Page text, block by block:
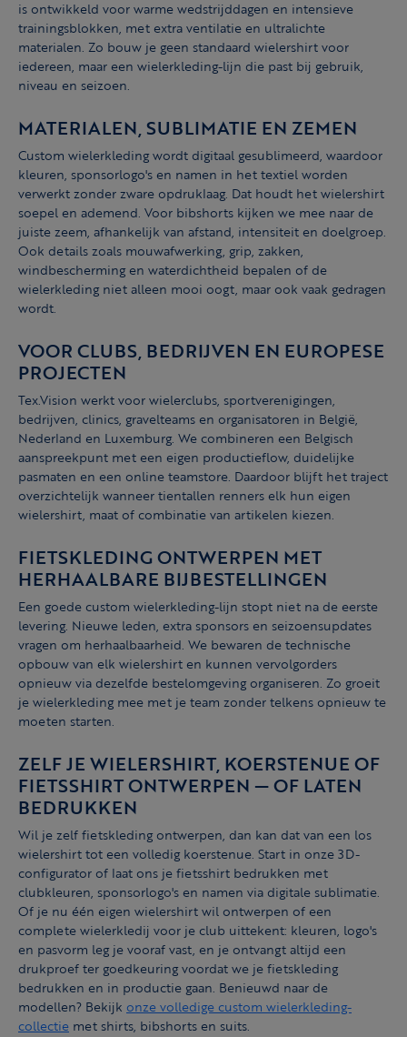
is ontwikkeld voor warme wedstrijddagen en intensieve
trainingsblokken, met extra ventilatie en ultralichte
materialen. Zo bouw je geen standaard wielershirt voor
iedereen, maar een wielerkleding-lijn die past bij gebruik,
niveau en seizoen.
MATERIALEN, SUBLIMATIE EN ZEMEN
Custom wielerkleding wordt digitaal gesublimeerd, waardoor
kleuren, sponsorlogo's en namen in het textiel worden
verwerkt zonder zware opdruklaag. Dat houdt het wielershirt
soepel en ademend. Voor bibshorts kijken we mee naar de
juiste zeem, afhankelijk van afstand, intensiteit en doelgroep.
Ook details zoals mouwafwerking, grip, zakken,
windbescherming en waterdichtheid bepalen of de
wielerkleding niet alleen mooi oogt, maar ook vaak gedragen
wordt.
VOOR CLUBS, BEDRIJVEN EN EUROPESE
PROJECTEN
Tex.Vision werkt voor wielerclubs, sportverenigingen,
bedrijven, clinics, gravelteams en organisatoren in België,
Nederland en Luxemburg. We combineren een Belgisch
aanspreekpunt met een eigen productieflow, duidelijke
pasmaten en een online teamstore. Daardoor blijft het traject
overzichtelijk wanneer tientallen renners elk hun eigen
wielershirt, maat of combinatie van artikelen kiezen.
FIETSKLEDING ONTWERPEN MET
HERHAALBARE BIJBESTELLINGEN
Een goede custom wielerkleding-lijn stopt niet na de eerste
levering. Nieuwe leden, extra sponsors en seizoensupdates
vragen om herhaalbaarheid. We bewaren de technische
opbouw van elk wielershirt en kunnen vervolgorders
opnieuw via dezelfde bestelomgeving organiseren. Zo groeit
je wielerkleding mee met je team zonder telkens opnieuw te
moeten starten.
ZELF JE WIELERSHIRT, KOERSTENUE OF
FIETSSHIRT ONTWERPEN — OF LATEN
BEDRUKKEN
Wil je zelf fietskleding ontwerpen, dan kan dat van een los
wielershirt tot een volledig koerstenue. Start in onze 3D-
configurator of laat ons je fietsshirt bedrukken met
clubkleuren, sponsorlogo's en namen via digitale sublimatie.
Of je nu één eigen wielershirt wil ontwerpen of een
complete wielerkledij voor je club uittekent: kleuren, logo's
en pasvorm leg je vooraf vast, en je ontvangt altijd een
drukproef ter goedkeuring voordat we je fietskleding
bedrukken en in productie gaan. Benieuwd naar de
modellen? Bekijk onze volledige custom wielerkleding-
collectie met shirts, bibshorts en suits.